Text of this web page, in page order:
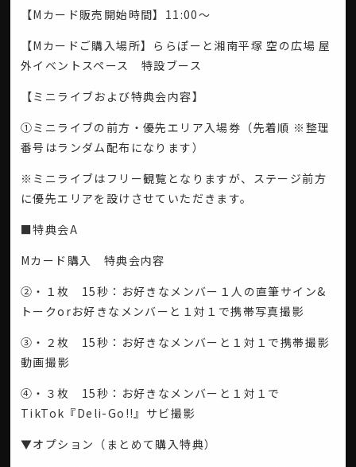
【Mカード販売開始時間】11:00～
【Mカードご購入場所】ららぽーと湘南平塚 空の広場 屋
外イベントスペース 特設ブース
【ミニライブおよび特典会内容】
①ミニライブの前方・優先エリア入場券（先着順 ※整理
番号はランダム配布になります）
※ミニライブはフリー観覧となりますが、ステージ前方
に優先エリアを設けさせていただきます。
■特典会A
Mカード購入 特典会内容
②・１枚 15秒：お好きなメンバー１人の直筆サイン&
トークorお好きなメンバーと１対１で携帯写真撮影
③・２枚 15秒：お好きなメンバーと１対１で携帯撮影
動画撮影
④・３枚 15秒：お好きなメンバーと１対１で
TikTok『Deli-Go!!』サビ撮影
▼オプション（まとめて購入特典）